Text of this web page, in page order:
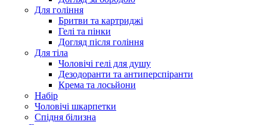
Для гоління
Бритви та картриджі
Гелі та пінки
Догляд після гоління
Для тіла
Чоловічі гелі для душу
Дезодоранти та антиперспіранти
Крема та лосьйони
Набір
Чоловічі шкарпетки
Спідня білизна